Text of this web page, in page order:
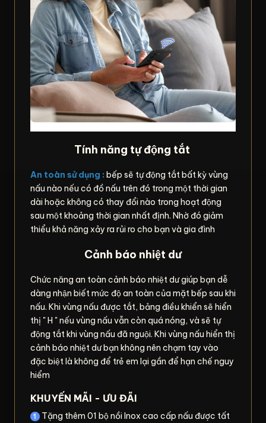
Tính năng tự động tắt
An toàn sử dụng : bếp sẽ tự động tắt bất kỳ vùng
nấu nào nếu có đồ nấu trên đó trong một thời gian
dài hoặc không có thay đổi nào trong hoạt động
sau một khoảng thời gian nhất định. Nhờ đó giảm
thiểu khả năng xảy ra rủi ro cho bạn và gia đình
Cảnh báo nhiệt dư
Chức năng an toàn cảnh báo nhiệt dư giúp bạn dễ
dàng nhận biết mức độ an toàn của mặt bếp sau khi
nấu. Khi vùng nấu được tắt, bảng điều khiển sẽ hiển
thị " H " nếu vùng nấu vẫn còn quá nóng, và sẽ tự
động tắt khi vùng nấu đã nguội. Khi vùng nấu hiển thị
cảnh báo nhiệt dư bạn không nên chạm tay vào
đặc biệt là không để trẻ em lại gần để hạn chế nguy
hiểm
KHUYẾN MÃI - ƯU ĐÃI
Tặng thêm 01 bộ nồi Inox cao cấp nấu được tất